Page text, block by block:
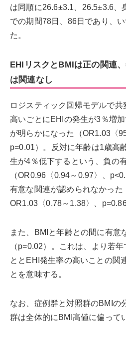
は同順に26.6±3.1、26.5±3.6、
での期間78日、86日であり、
た。
EHIリスクとBMIは正の関連
は関連なし
ロジスティック回帰モデルで
高いごとにEHIの発生が3％増
が明らかになった（OR1.03〈
p=0.01）。反対に年齢は1歳高
生が4％低下するという、負の
（OR0.96〈0.94～0.97〉、
有意な関連が認められなかった
OR1.03〈0.78～1.38〉、p=0.86
また、BMIと年齢との間に有意
（p=0.02）。これは、より若
ととEHI発生率の高いことの関
とを意味する。
なお、症例群と対照群のBMIの
群は全体的にBMI高値に偏って